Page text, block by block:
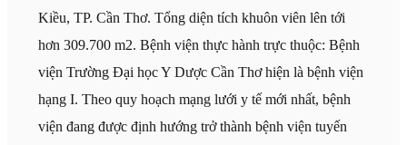
Kiều, TP. Cần Thơ. Tổng diện tích khuôn viên lên tới
hơn 309.700 m2. Bệnh viện thực hành trực thuộc: Bệnh
viện Trường Đại học Y Dược Cần Thơ hiện là bệnh viện
hạng I. Theo quy hoạch mạng lưới y tế mới nhất, bệnh
viện đang được định hướng trở thành bệnh viện tuyến